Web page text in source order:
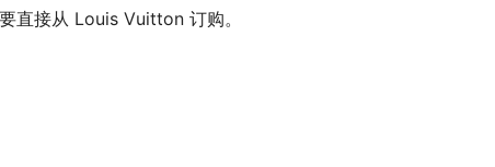
直接从 Louis Vuitton 订购。